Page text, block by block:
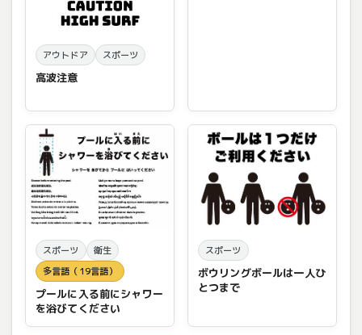
アウトドア スポーツ
高波注意
スポーツ
衛生
多言語（19言語）
プールに入る前にシャワー
を浴びてください
スポーツ
ボウリングボールは一人ひ
とつまで